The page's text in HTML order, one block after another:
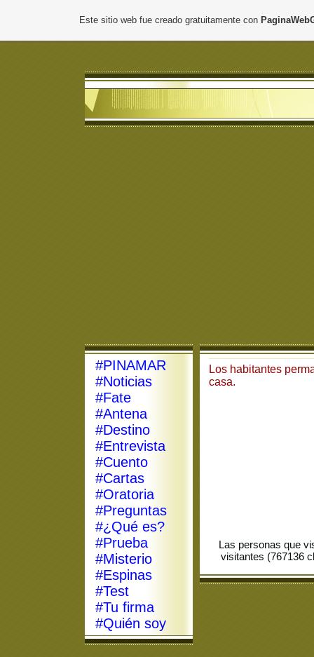
#PINAMAR
#Noticias
#Fate
#Antena
#Destino
#Entrevista
#Cuento
#Cartas
#Oratoria
#Preguntas
#¿Qué es?
#Prueba
#Misterio
#Espinas
#Test
#Tu firma
#Quién soy
Los habitantes
casa.
Las personas que
visitantes (767136
Este sitio web fue creado gratuitamente con